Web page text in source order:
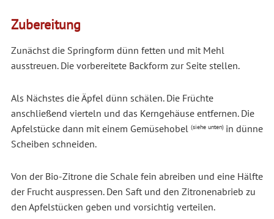
Zubereitung
Zunächst die Springform dünn fetten und mit Mehl
ausstreuen. Die vorbereitete Backform zur Seite stellen.
Als Nächstes die Äpfel dünn schälen. Die Früchte
anschließend vierteln und das Kerngehäuse entfernen. Die
Apfelstücke dann mit einem Gemüsehobel (siehe unten) in dünne
Scheiben schneiden.
Von der Bio-Zitrone die Schale fein abreiben und eine Hälfte
der Frucht auspressen. Den Saft und den Zitronenabrieb zu
den Apfelstücken geben und vorsichtig verteilen.